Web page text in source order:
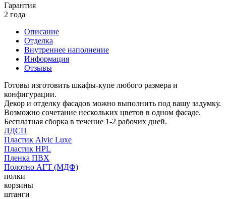
Гарантия
2 года
Описание
Отделка
Внутреннее наполнение
Информация
Отзывы
Готовы изготовить шкафы-купе любого размера и
конфигурации.
Декор и отделку фасадов можно выполнить под вашу задумку.
Возможно сочетание нескольких цветов в одном фасаде.
Бесплатная сборка в течение 1-2 рабочих дней.
ЛДСП
Пластик Alvic Luxe
Пластик HPL
Пленка ПВХ
Полотно АГТ (МДФ)
полки
корзины
штанги